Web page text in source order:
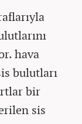
hava
bulutları
bir
sis